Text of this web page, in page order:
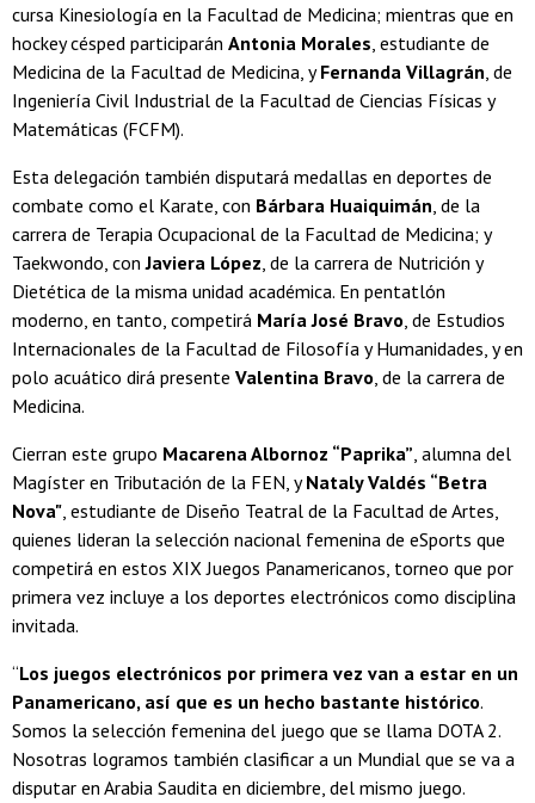
cursa Kinesiología en la Facultad de Medicina; mientras que en
hockey césped participarán Antonia Morales, estudiante de
Medicina de la Facultad de Medicina, yFernanda Villagrán, de
Ingeniería Civil Industrial de la Facultad de Ciencias Físicas y
Matemáticas (FCFM).
Esta delegación también disputará medallas en deportes de
combate como el Karate, con Bárbara Huaiquimán, de la
carrera de Terapia Ocupacional de la Facultad de Medicina; y
Taekwondo, conJaviera López, de la carrera de Nutrición y
Dietética de la misma unidad académica. En pentatlón
moderno, en tanto, competirá María José Bravo, de Estudios
Internacionales de la Facultad de Filosofía y Humanidades, y en
polo acuático dirá presente Valentina Bravo, de la carrera de
Medicina.
Cierran este grupo Macarena Albornoz “Paprika”, alumna del
Magíster en Tributación de la FEN, yNataly Valdés “Betra
Nova", estudiante de Diseño Teatral de la Facultad de Artes,
quienes lideran la selección nacional femenina de eSports que
competirá en estos XIX Juegos Panamericanos, torneo que por
primera vez incluye a los deportes electrónicos como disciplina
invitada.
“Los juegos electrónicos por primera vez van a estar en un
Panamericano, así que es un hecho bastante histórico.
Somos la selección femenina del juego que se llama DOTA 2.
Nosotras logramos también clasificar a un Mundial que se va a
disputar en Arabia Saudita en diciembre, del mismo juego.